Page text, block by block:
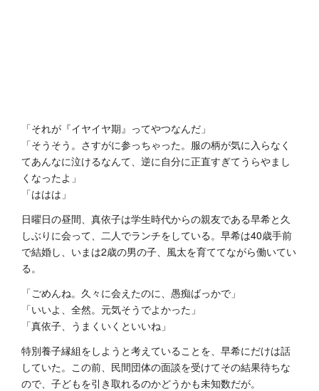
「それが『イヤイヤ期』ってやつなんだ」
「そうそう。さすがに参っちゃった。服の柄が気に入らなく
てあんなに泣けるなんて、逆に自分に正直すぎてうらやまし
くなったよ」
「ははは」
日曜日の昼間、真依子は学生時代からの親友である早希と久
しぶりに会って、二人でランチをしている。早希は40歳手前
で結婚し、いまは2歳の男の子、風太を育ててながら働いてい
る。
「ごめんね。久々に会えたのに、愚痴ばっかで」
「いいよ、全然。元気そうでよかった」
「真依子、うまくいくといいね」
特別養子縁組をしようと考えていることを、早希にだけは話
していた。この前、民間団体の面談を受けてその結果待ちな
ので、子どもを引き取れるのかどうかも未知数だが。